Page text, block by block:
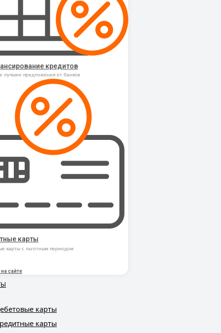
кредитов
лучшее предложения от банков
карты
карты с льготным периодом
сайте
карты
карты